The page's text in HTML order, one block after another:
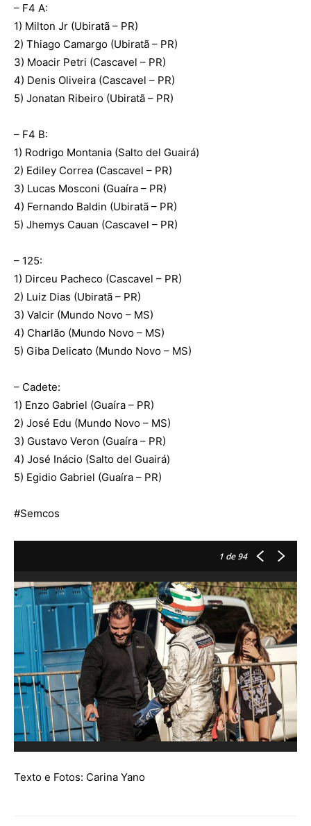
– F4 A:
1) Milton Jr (Ubiratã – PR)
2) Thiago Camargo (Ubiratã – PR)
3) Moacir Petri (Cascavel – PR)
4) Denis Oliveira (Cascavel – PR)
5) Jonatan Ribeiro (Ubiratã – PR)
– F4 B:
1) Rodrigo Montania (Salto del Guairá)
2) Ediley Correa (Cascavel – PR)
3) Lucas Mosconi (Guaíra – PR)
4) Fernando Baldin (Ubiratã – PR)
5) Jhemys Cauan (Cascavel – PR)
– 125:
1) Dirceu Pacheco (Cascavel – PR)
2) Luiz Dias (Ubiratã – PR)
3) Valcir (Mundo Novo – MS)
4) Charlão (Mundo Novo – MS)
5) Giba Delicato (Mundo Novo – MS)
– Cadete:
1) Enzo Gabriel (Guaíra – PR)
2) José Edu (Mundo Novo – MS)
3) Gustavo Veron (Guaíra – PR)
4) José Inácio (Salto del Guairá)
5) Egidio Gabriel (Guaíra – PR)
#Semcos
1 de 94
Texto e Fotos: Carina Yano